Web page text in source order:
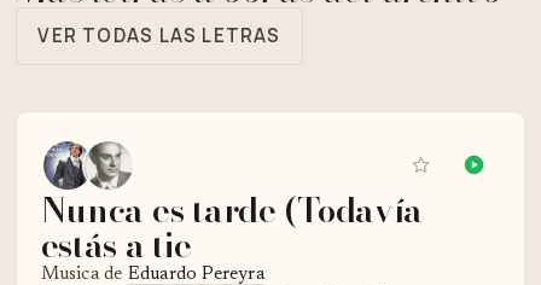
VER TODAS LAS LETRAS
Nunca es tarde (Todavía
estás a tie
Musica de Eduardo Pereyra